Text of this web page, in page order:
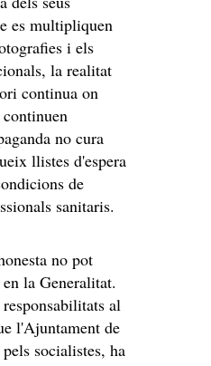
es multipliquen
i els
la realitat
continua on
no cura
llistes d'espera
de
sanitaris.
no pot
la Generalitat.
al
l'Ajuntament de
socialistes, ha